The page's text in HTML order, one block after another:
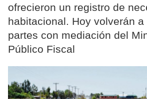
ofrecieron un registro de
habitacional. Hoy volverán
partes con mediación del
Público Fiscal